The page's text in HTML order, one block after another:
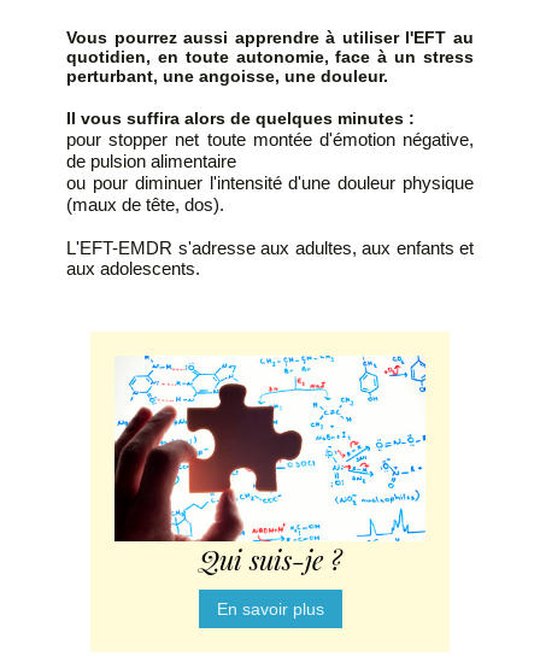
Vous pourrez aussi apprendre à utiliser l'EFT au
quotidien, en toute autonomie, face à un stress
perturbant, une angoisse, une douleur.
Il vous suffira alors de quelques minutes :
pour stopper net toute montée d'émotion négative,
de pulsion alimentaire
ou pour diminuer l'intensité d'une douleur physique
(maux de tête, dos).
L'EFT-EMDR s'adresse aux adultes, aux enfants et
aux adolescents.
Qui suis-je ?
En savoir plus